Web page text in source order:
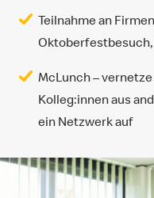
Teilnahme an
McLunch –
Kolleg:innen aus
ein Netzwerk auf